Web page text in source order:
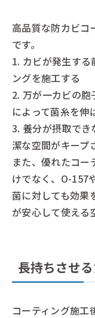
高品質な防カビコ
です。
1. カビが発生する
ングを施工する
2. 万が一カビの胞
によって菌糸を伸
3. 養分が摂取で
潔な空間がキープ
また、優れたコー
けでなく、O-157
菌に対しても効果
が安心して使える
長持ちさせ
コーティング施工